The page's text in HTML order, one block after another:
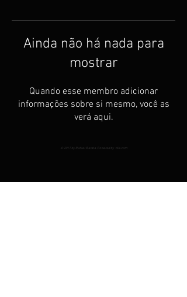
Ainda não há nada para
mostrar
Quando esse membro adicionar
informações sobre si mesmo, você as
verá aqui.
© 2017 by Rafael Barata. Powered by Wix.com